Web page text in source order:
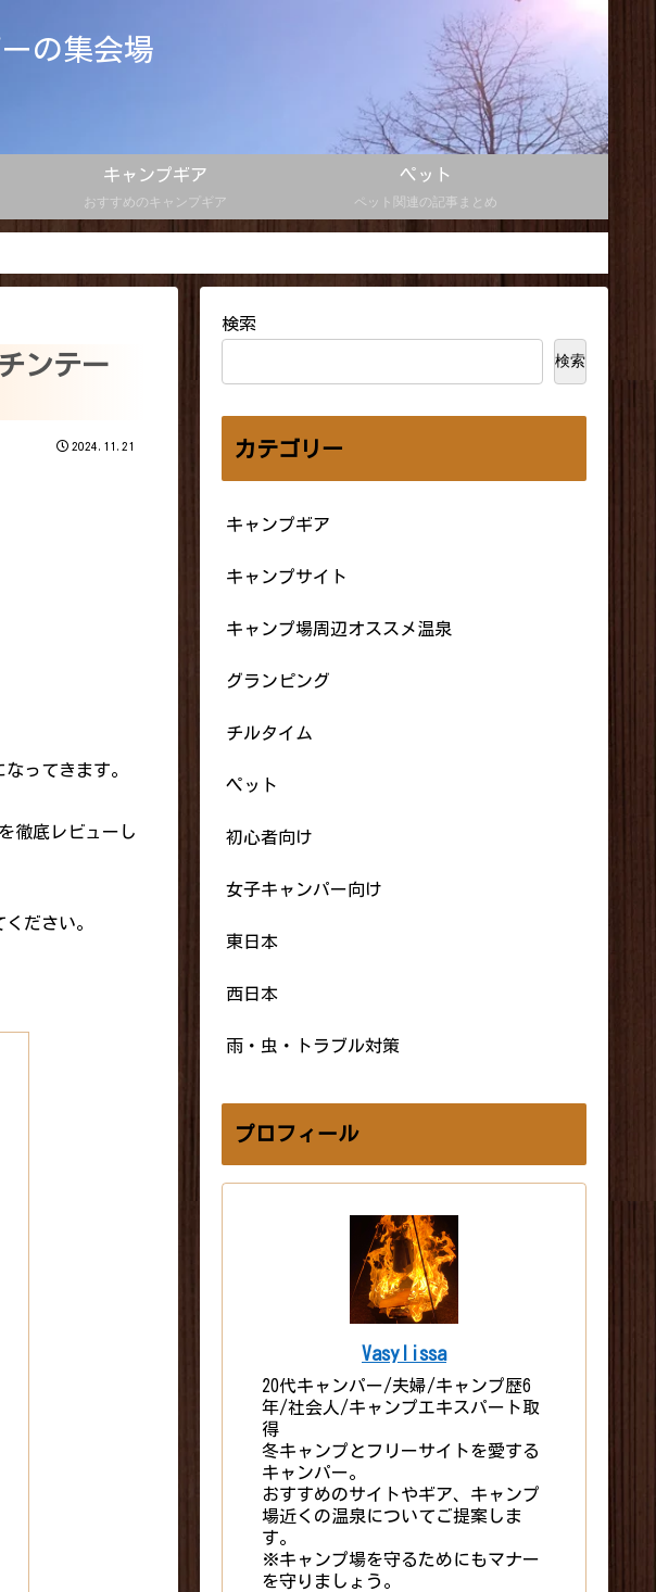
の集会場
キャンプギア
おすすめのキャンプギア
ペット
ペット関連の記事まとめ
ンテー
2024.11.21
なってきます。
を徹底レビューし
ださい。
検索
検索
カテゴリー
キャンプギア
キャンプサイト
キャンプ場周辺オススメ温泉
グランピング
チルタイム
ペット
初心者向け
女子キャンパー向け
東日本
西日本
雨・虫・トラブル対策
プロフィール
Vasylissa
20代キャンパー/夫婦/キャンプ歴6
年/社会人/キャンプエキスパート取
得
冬キャンプとフリーサイトを愛する
キャンパー。
おすすめのサイトやギア、キャンプ
場近くの温泉についてご提案しま
す。
※キャンプ場を守るためにもマナー
を守りましょう。